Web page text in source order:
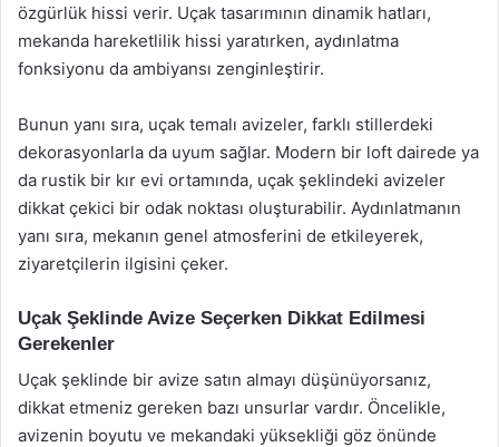
özgürlük hissi verir. Uçak tasarımının dinamik hatları,
mekanda hareketlilik hissi yaratırken, aydınlatma
fonksiyonu da ambiyansı zenginleştirir.
Bunun yanı sıra, uçak temalı avizeler, farklı stillerdeki
dekorasyonlarla da uyum sağlar. Modern bir loft dairede ya
da rustik bir kır evi ortamında, uçak şeklindeki avizeler
dikkat çekici bir odak noktası oluşturabilir. Aydınlatmanın
yanı sıra, mekanın genel atmosferini de etkileyerek,
ziyaretçilerin ilgisini çeker.
Uçak Şeklinde Avize Seçerken Dikkat Edilmesi
Gerekenler
Uçak şeklinde bir avize satın almayı düşünüyorsanız,
dikkat etmeniz gereken bazı unsurlar vardır. Öncelikle,
avizenin boyutu ve mekandaki yüksekliği göz önünde